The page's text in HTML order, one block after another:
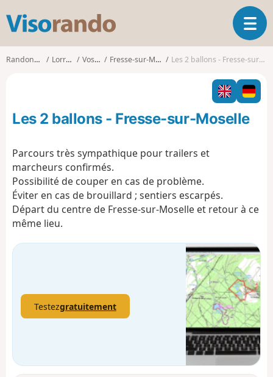
s
o
o
O
u
i
r
l
a
t
n
Randonnées Lorraine Vosges Fresse-sur-Moselle Les 2 ballons - Fresse-sur-Moselle
Les 2 ballons - Fresse-sur-Moselle
Parcours très sympathique pour trailers et
marcheurs confirmés.
Possibilité de couper en cas de problème.
Éviter en cas de brouillard ; sentiers escarpés.
Départ du centre de Fresse-sur-Moselle et retour à ce
même lieu.
Testezgratuitement